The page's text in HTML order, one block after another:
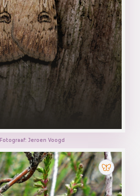
Fotograaf: Jeroen Voogd